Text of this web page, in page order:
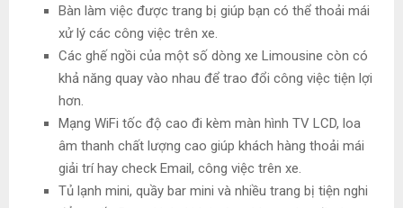
Bàn làm việc được trang bị giúp bạn có thể thoải mái
xử lý các công việc trên xe.
Các ghế ngồi của một số dòng xe Limousine còn có
khả năng quay vào nhau để trao đổi công việc tiện lợi
hơn.
Mạng WiFi tốc độ cao đi kèm màn hình TV LCD, loa
âm thanh chất lượng cao giúp khách hàng thoải mái
giải trí hay check Email, công việc trên xe.
Tủ lạnh mini, quầy bar mini và nhiều trang bị tiện nghi